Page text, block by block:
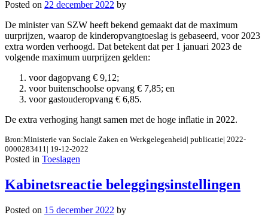
Posted on 22 december 2022 by
De minister van SZW heeft bekend gemaakt dat de maximum
uurprijzen, waarop de kinderopvangtoeslag is gebaseerd, voor 2023
extra worden verhoogd. Dat betekent dat per 1 januari 2023 de
volgende maximum uurprijzen gelden:
voor dagopvang € 9,12;
voor buitenschoolse opvang € 7,85; en
voor gastouderopvang € 6,85.
De extra verhoging hangt samen met de hoge inflatie in 2022.
Bron:Ministerie van Sociale Zaken en Werkgelegenheid| publicatie| 2022-
0000283411| 19-12-2022
Posted in Toeslagen
Kabinetsreactie beleggingsinstellingen
Posted on 15 december 2022 by